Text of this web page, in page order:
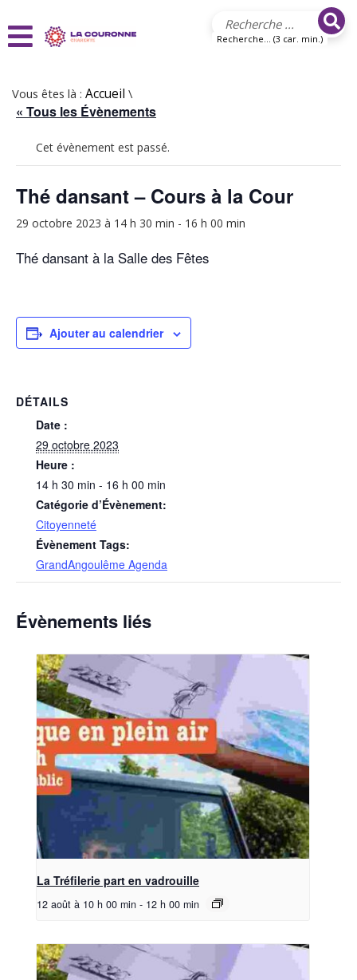
Recherche... (3 car. min.)
Vous êtes là : Accueil \
« Tous les Évènements
Cet évènement est passé.
Thé dansant – Cours à la Cour
29 octobre 2023 à 14 h 30 min - 16 h 00 min
Thé dansant à la Salle des Fêtes
Ajouter au calendrier
DÉTAILS
Date :
29 octobre 2023
Heure :
14 h 30 min - 16 h 00 min
Catégorie d’Évènement:
Citoyenneté
Évènement Tags:
GrandAngoulême Agenda
Évènements liés
La Tréfilerie part en vadrouille
12 août à 10 h 00 min - 12 h 00 min